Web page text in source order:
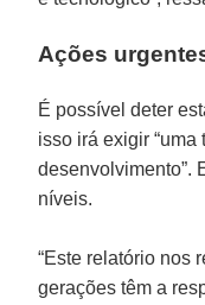
Ações
É possível deter
isso irá exigir
desenvolvimento”.
níveis.
“Este relatório nos
gerações têm a